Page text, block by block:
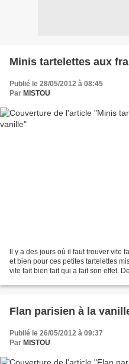
Minis tartelettes aux
Publié le 28/05/2012 à 08:45
Par MISTOU
Il y a des jours où il faut trouver vite
et bien pour ces petites tartelettes
vite fait bien fait qui a fait son effet.
Flan parisien à la
Publié le 26/05/2012 à 09:37
Par MISTOU